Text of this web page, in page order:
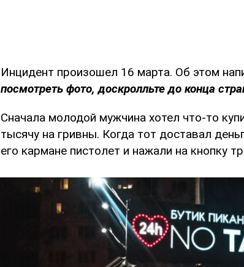
Инцидент произошел 16 марта. Об этом
посмотреть фото, доскролльте до конца
Сначала молодой мужчина хотел что-то
тысячу на гривны. Когда тот доставал
его кармане пистолет и нажали на кнопку